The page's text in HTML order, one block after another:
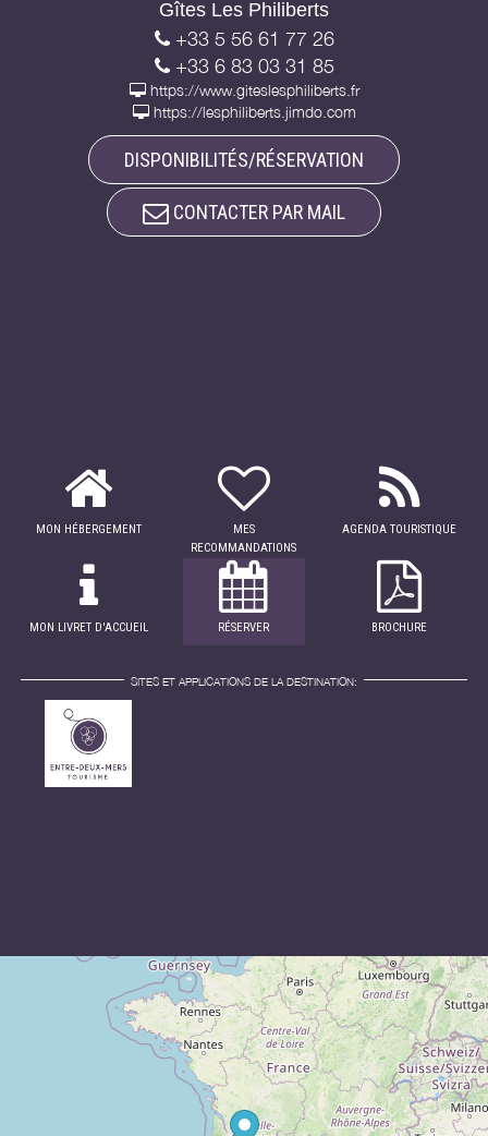
Gîtes Les Philiberts
+33 5 56 61 77 26
+33 6 83 03 31 85
https://www.giteslesphiliberts.fr
https://lesphiliberts.jimdo.com
DISPONIBILITÉS/RÉSERVATION
CONTACTER PAR MAIL
MON HÉBERGEMENT
MES
RECOMMANDATIONS
AGENDA TOURISTIQUE
MON LIVRET D'ACCUEIL RÉSERVER BROCHURE
SITES ET APPLICATIONS DE LA DESTINATION: